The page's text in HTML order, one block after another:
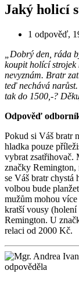
Jaký holicí
1 odpověď,
„Dobrý den, ráda
koupit holící strojek
nevyznám. Bratr
teď nechává
tak do 1500,-?
Odpověď
Pokud si Váš bratr
hladka pouze
vybrat zsatřihovač.
značky
se Váš bratr chystá
volbou bude
mužům mohou
kratší vousy (holení
Remington. U
relaci od 2000 Kč.
odpověděla